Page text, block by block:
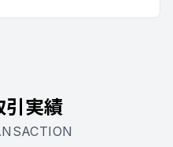
引実績